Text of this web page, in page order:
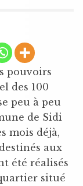
pouvoirs
des 100
peu à peu
de Sidi
mois déjà,
aux
été réalisés
situé